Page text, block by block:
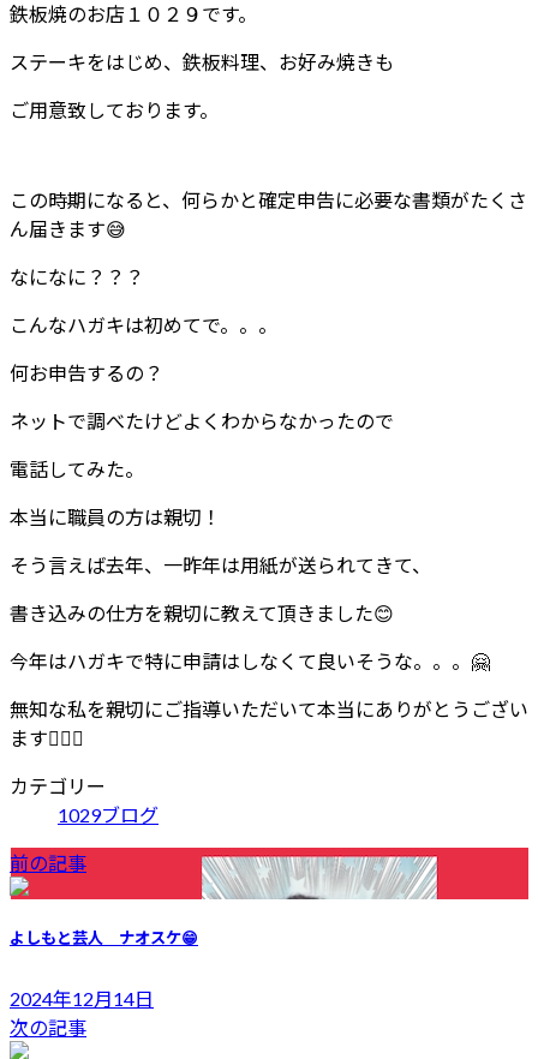
鉄板焼のお店１０２９です。
ステーキをはじめ、鉄板料理、お好み焼きも
ご用意致しております。
この時期になると、何らかと確定申告に必要な書類がたくさ
ん届きます😅
なになに？？？
こんなハガキは初めてで。。。
何お申告するの？
ネットで調べたけどよくわからなかったので
電話してみた。
本当に職員の方は親切！
そう言えば去年、一昨年は用紙が送られてきて、
書き込みの仕方を親切に教えて頂きました😊
今年はハガキで特に申請はしなくて良いそうな。。。🤗
無知な私を親切にご指導いただいて本当にありがとうござい
ます🙇🏻‍♀️
カテゴリー
1029ブログ
前の記事
よしもと芸人 ナオスケ😁
2024年12月14日
次の記事